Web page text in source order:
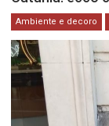
Ambiente e decoro